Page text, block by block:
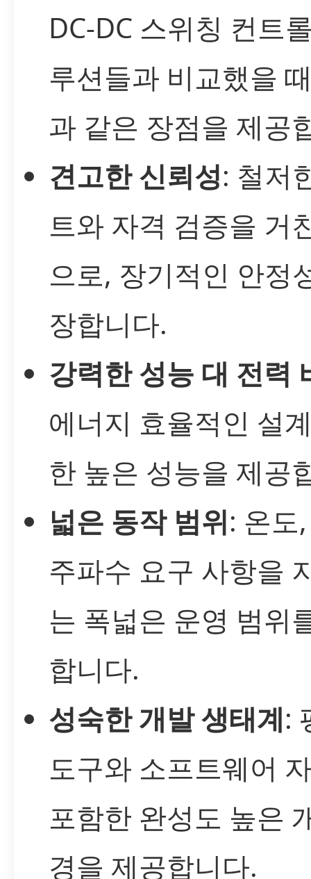
DC-DC 스위칭 컨트
루션들과 비교했을
과 같은 장점을 제공
견고한 신뢰성: 철저
트와 자격 검증을 거
으로, 장기적인 안정
장합니다.
강력한 성능 대 전력
에너지 효율적인 설
한 높은 성능을 제공
넓은 동작 범위: 온도
주파수 요구 사항을
는 폭넓은 운영 범위
합니다.
성숙한 개발 생태계:
도구와 소프트웨어
포함한 완성도 높은
경을 제공합니다.